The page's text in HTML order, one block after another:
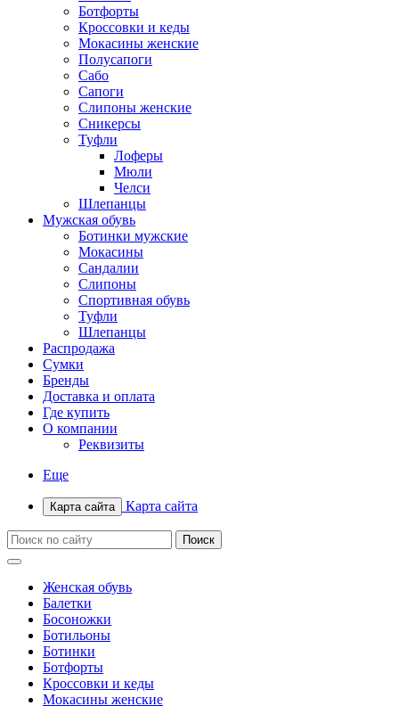
Ботфорты
Кроссовки и кеды
Мокасины женские
Полусапоги
Сабо
Сапоги
Слипоны женские
Сникерсы
Туфли
Лоферы
Мюли
Челси
Шлепанцы
Мужская обувь
Ботинки мужские
Мокасины
Сандалии
Слипоны
Спортивная обувь
Туфли
Шлепанцы
Распродажа
Сумки
Бренды
Доставка и оплата
Где купить
О компании
Реквизиты
Еще
Карта сайта Карта сайта
Женская обувь
Балетки
Босоножки
Ботильоны
Ботинки
Ботфорты
Кроссовки и кеды
Мокасины женские